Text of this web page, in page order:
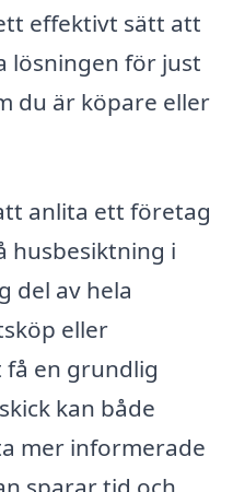
effektivt sätt att
lösningen för just
du är köpare eller
anlita ett företag
husbesiktning i
del av hela
eller
en grundlig
kan både
mer informerade